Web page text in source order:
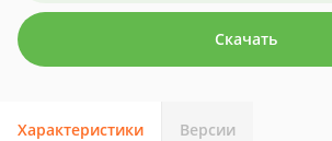
Скачать
Характеристики Версии